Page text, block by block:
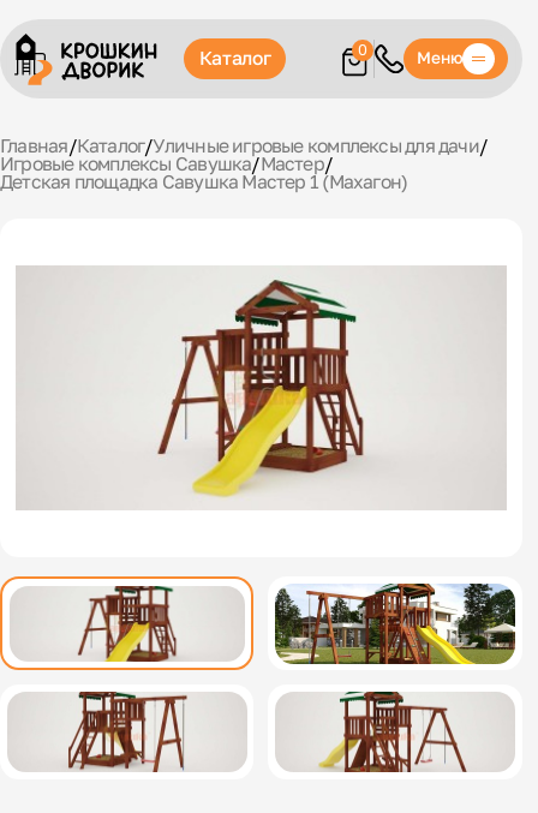
Каталог 0 Меню
Главная/Каталог/Уличные игровые комплексы для дачи/
Игровые комплексы Савушка/Мастер/
Детская площадка Савушка Мастер 1 (Махагон)